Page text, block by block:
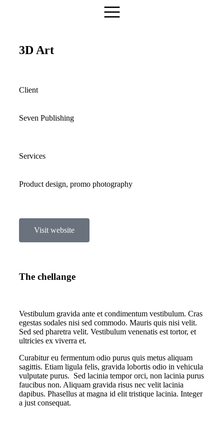
3D Art
Client
Seven Publishing
Services
Product design, promo photography
Visit website
The chellange
Vestibulum gravida ante et condimentum vestibulum. Cras
egestas sodales nisi sed commodo. Mauris quis nisi velit.
Sed sed pharetra velit. Vestibulum venenatis est tortor, et
ultricies ex viverra et.
Curabitur eu fermentum odio purus quis metus aliquam
sagittis. Etiam ligula felis, gravida lobortis odio in vehicula
vulputate purus. Sed lacinia tempor orci, non lacinia purus
faucibus non. Aliquam gravida risus nec velit lacinia
dapibus. Phasellus at magna id elit tristique lacinia. Integer
a just consequat.